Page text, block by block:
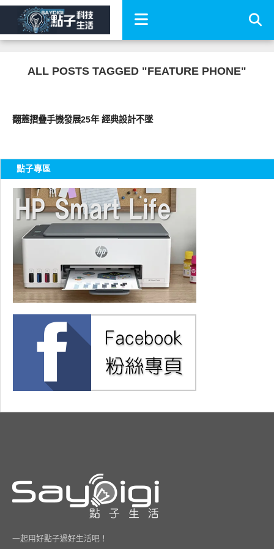
ALL POSTS TAGGED "FEATURE PHONE"
翻蓋摺疊手機發展25年 經典設計不墜
點子專區
一起用好點子過好生活吧！